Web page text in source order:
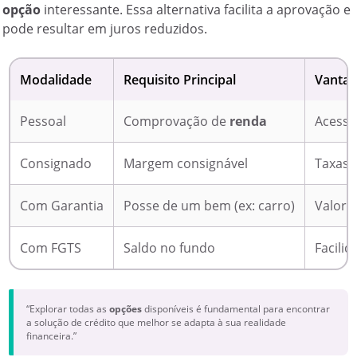
opção interessante. Essa alternativa facilita a aprovação e
pode resultar em juros reduzidos.
Modalidade Requisito Principal
Pessoal Comprovação de renda
Consignado Margem consignável Taxas
Com Garantia Posse de um bem (ex: carro)
Com FGTS Saldo no fundo
“Explorar todas asopçõesdisponíveis é fundamental para encontrar
a solução de crédito que melhor se adapta à sua realidade
financeira.”